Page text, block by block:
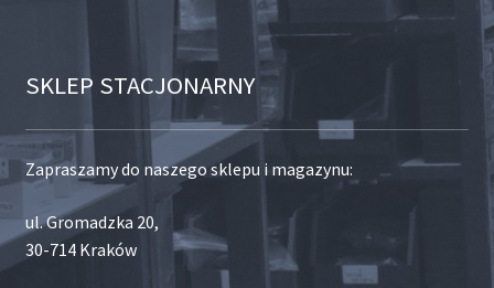
SKLEP STACJONARNY
Zapraszamy do naszego sklepu i magazynu:
ul. Gromadzka 20,
30-714 Kraków